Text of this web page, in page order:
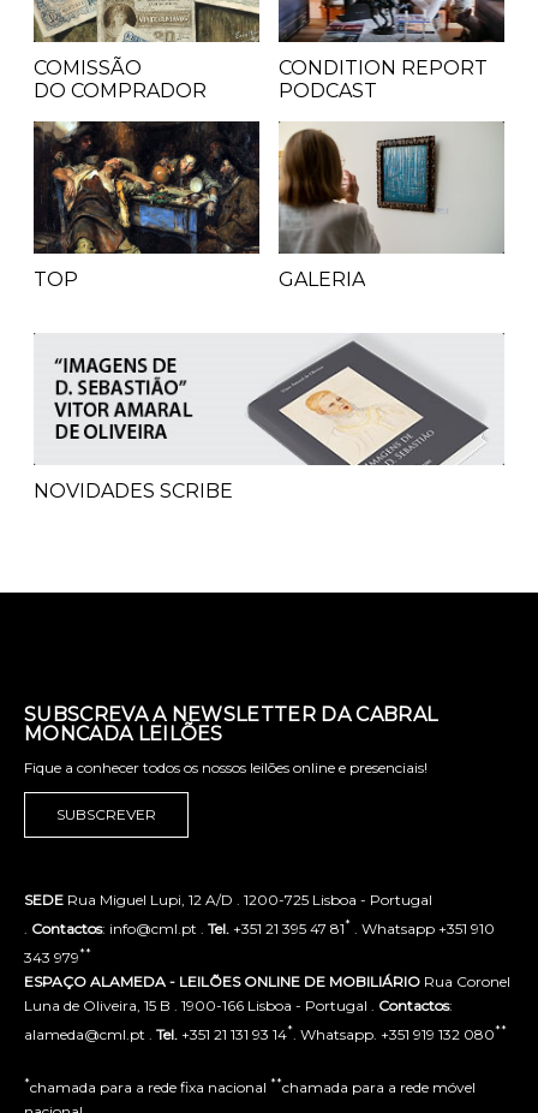
COMISSÃO
DO COMPRADOR
CONDITION REPORT
PODCAST
TOP GALERIA
NOVIDADES SCRIBE
SUBSCREVA A NEWSLETTER DA CABRAL
MONCADA LEILÕES
Fique a conhecer todos os nossos leilões online e presenciais!
SUBSCREVER
SEDE Rua Miguel Lupi, 12 A/D . 1200-725 Lisboa - Portugal
Contactos: info@cml.pt . Tel. +351 21 395 47 81* . Whatsapp +351 910
343 979**
ESPAÇO ALAMEDA - LEILÕES ONLINE DE MOBILIÁRIO Rua Coronel
Luna de Oliveira, 15 B . 1900-166 Lisboa - Portugal . Contactos:
alameda@cml.pt . Tel. +351 21 131 93 14* . Whatsapp. +351 919 132 080**
*chamada para a rede fixa nacional **chamada para a rede móvel